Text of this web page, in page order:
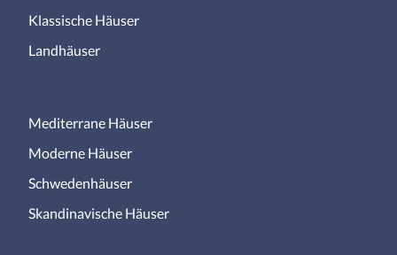
Klassische Häuser
Landhäuser
Mediterrane Häuser
Moderne Häuser
Schwedenhäuser
Skandinavische Häuser